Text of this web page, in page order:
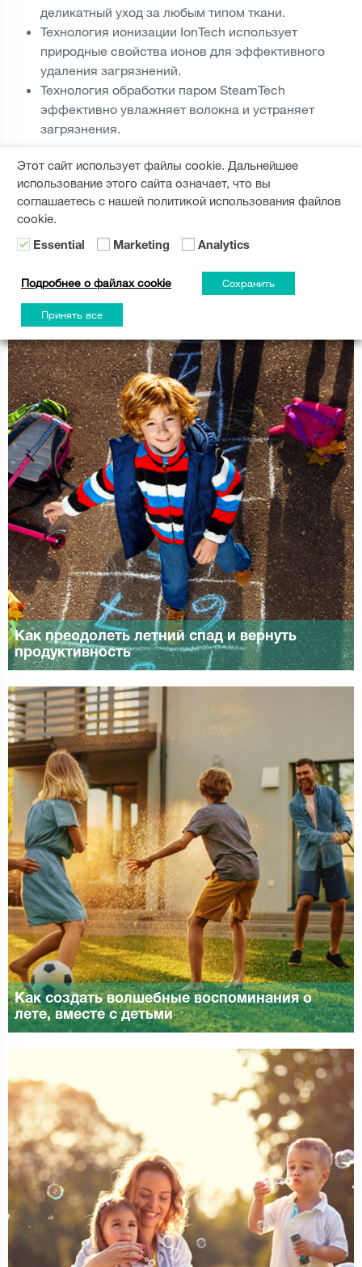
деликатный уход за любым типом ткани.
Технология ионизации IonTech использует
природные свойства ионов для эффективного
удаления загрязнений.
Технология обработки паром SteamTech
эффективно увлажняет волокна и устраняет
загрязнения.
ЧИТАТЬ ДАЛЬШЕ
ПОДЕЛИТЬСЯ:
ВАМ ТАКЖЕ МОЖЕТ ПОНРАВИТЬСЯ
Как преодолеть летний спад и вернуть
продуктивность
Как создать волшебные воспоминания о
лете, вместе с детьми
Этот сайт использует файлы cookie. Дальнейшее
использование этого сайта означает, что вы
соглашаетесь с нашей политикой использования файлов
cookie.
Essential Marketing Analytics
Подробнее о файлах cookie Сохранить
Принять все